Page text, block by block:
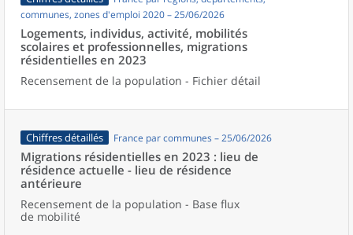
communes, zones d'emploi 2020 – 25/06/2026
Logements, individus, activité, mobilités
scolaires et professionnelles, migrations
résidentielles en 2023
Recensement de la population - Fichier détail
Chiffres détaillés France par communes – 25/06/2026
Migrations résidentielles en 2023 : lieu de
résidence actuelle - lieu de résidence
antérieure
Recensement de la population - Base flux
de mobilité